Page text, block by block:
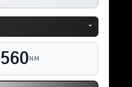
⌄
560 NM